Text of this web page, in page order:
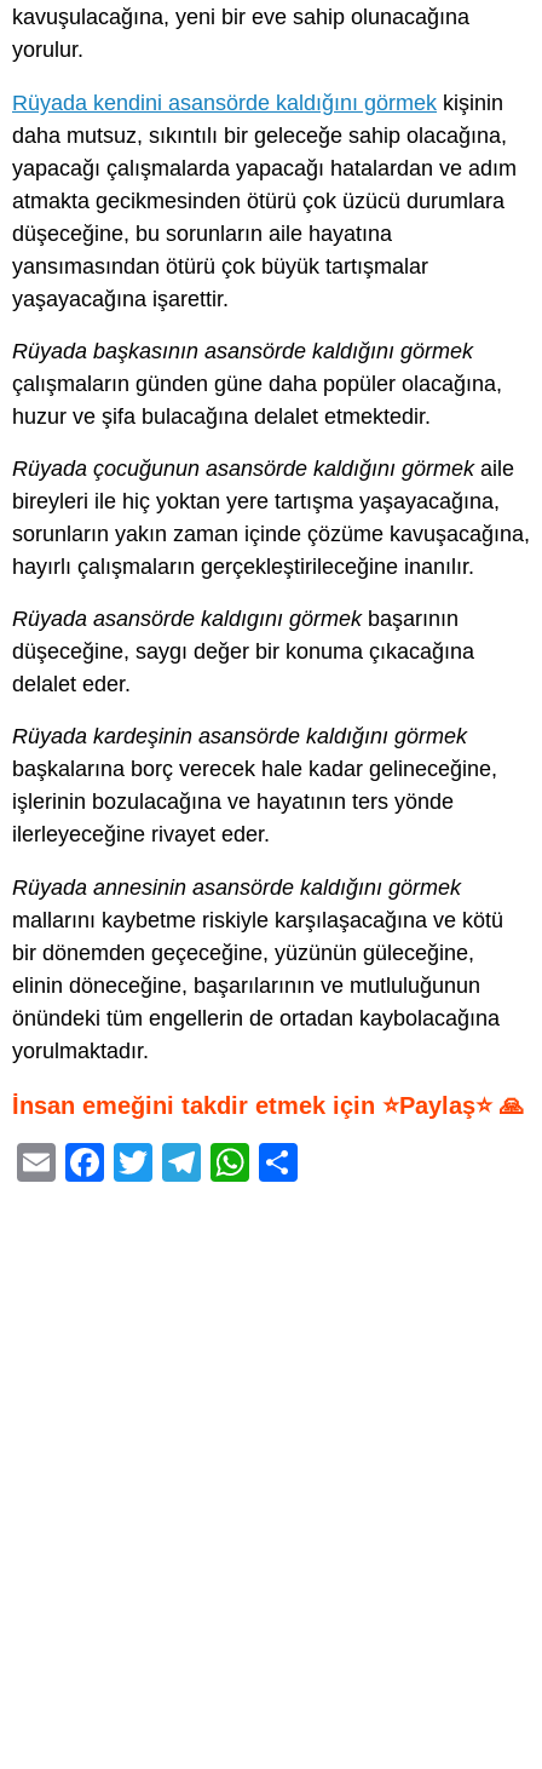
kavuşulacağına, yeni bir eve sahip olunacağına
yorulur.
Rüyada kendini asansörde kaldığını görmek kişinin
daha mutsuz, sıkıntılı bir geleceğe sahip olacağına,
yapacağı çalışmalarda yapacağı hatalardan ve adım
atmakta gecikmesinden ötürü çok üzücü durumlara
düşeceğine, bu sorunların aile hayatına
yansımasından ötürü çok büyük tartışmalar
yaşayacağına işarettir.
Rüyada başkasının asansörde kaldığını görmek
çalışmaların günden güne daha popüler olacağına,
huzur ve şifa bulacağına delalet etmektedir.
Rüyada çocuğunun asansörde kaldığını görmekaile
bireyleri ile hiç yoktan yere tartışma yaşayacağına,
sorunların yakın zaman içinde çözüme kavuşacağına,
hayırlı çalışmaların gerçekleştirileceğine inanılır.
Rüyada asansörde kaldıgını görmekbaşarının
düşeceğine, saygı değer bir konuma çıkacağına
delalet eder.
Rüyada kardeşinin asansörde kaldığını görmek
başkalarına borç verecek hale kadar gelineceğine,
işlerinin bozulacağına ve hayatının ters yönde
ilerleyeceğine rivayet eder.
Rüyada annesinin asansörde kaldığını görmek
mallarını kaybetme riskiyle karşılaşacağına ve kötü
bir dönemden geçeceğine, yüzünün güleceğine,
elinin döneceğine, başarılarının ve mutluluğunun
önündeki tüm engellerin de ortadan kaybolacağına
yorulmaktadır.
İnsan emeğini takdir etmek için ⭐Paylaş⭐ 🙏
E
F
T
T
W